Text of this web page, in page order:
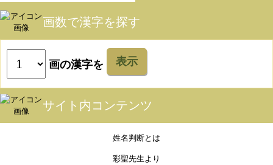
画数で漢字を探す
画の漢字を 表示
サイト内コンテンツ
姓名判断とは
彩聖先生より